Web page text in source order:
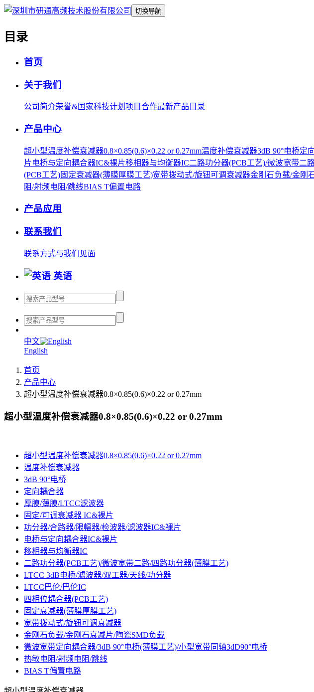
切换导航
目录
首页
关于我们
公司简介荣誉&国家科技计划项目合作最新产品目录
产品中心
超小型温度补偿衰减器0.8×0.85(0.6)×0.22 or 0.27mm温度补偿衰减器3dB 90°电桥定
片电桥与定向耦合器IC&裸片移相器与均衡器IC二路功分器(PCB工艺)/微波宽带二
(PCB工艺)固定衰减器(薄膜厚膜工艺)宽带拨动式/旋钮可调衰减器金刚石负载/金刚
阻/射频电阻/跳线BIAS T偏置电路
产品应用
联系我们
联系方式与我们见面
英语
中文
English
首页
产品中心
超小型温度补偿衰减器0.8×0.85(0.6)×0.22 or 0.27mm
超小型温度补偿衰减器0.8×0.85(0.6)×0.22 or 0.27mm
超小型温度补偿衰减器0.8×0.85(0.6)×0.22 or 0.27mm
温度补偿衰减器
3dB 90°电桥
定向耦合器
厚膜/薄膜/LTCC滤波器
固定/可调衰减器 IC&裸片
功分器/合路器/限幅器/检波器/滤波器IC&裸片
电桥与定向耦合器IC&裸片
移相器与均衡器IC
二路功分器(PCB工艺)/微波宽带二路/四路功分器(薄膜工艺)
LTCC 3dB电桥/滤波器/双工器/天线/功分器
LTCC巴伦/巴伦IC
四相位耦合器(PCB工艺)
固定衰减器(薄膜厚膜工艺)
宽带拨动式/旋钮可调衰减器
金刚石负载/金刚石衰减片/陶瓷SMD负载
微波宽带定向耦合器/3dB 90°电桥(薄膜工艺)/小型宽带同轴3dD90°电桥
热敏电阻/射频电阻/跳线
BIAS T偏置电路